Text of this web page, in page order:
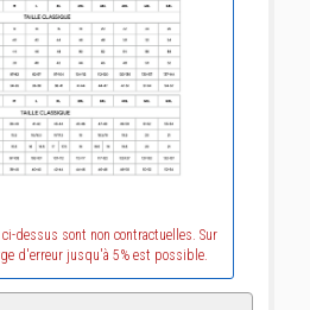
dessus sont non contractuelles. Sur
d'erreur jusqu'à 5% est possible.